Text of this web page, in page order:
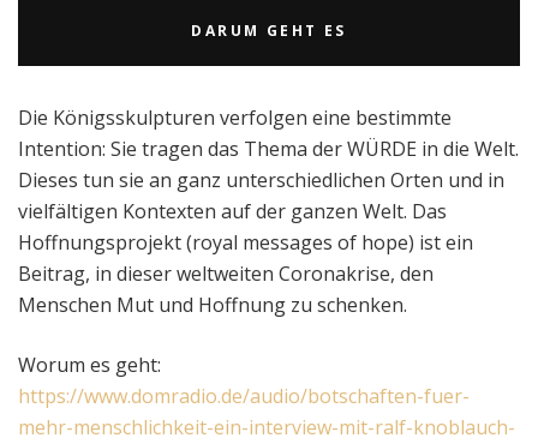
DARUM GEHT ES
Die Königsskulpturen verfolgen eine bestimmte
Intention: Sie tragen das Thema der WÜRDE in die Welt.
Dieses tun sie an ganz unterschiedlichen Orten und in
vielfältigen Kontexten auf der ganzen Welt. Das
Hoffnungsprojekt (royal messages of hope) ist ein
Beitrag, in dieser weltweiten Coronakrise, den
Menschen Mut und Hoffnung zu schenken.
Worum es geht:
https://www.domradio.de/audio/botschaften-fuer-
mehr-menschlichkeit-ein-interview-mit-ralf-knoblauch-